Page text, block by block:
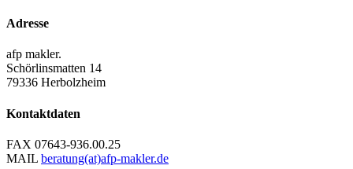
Adresse
afp makler.
Schörlinsmatten 14
79336 Herbolzheim
Kontaktdaten
FAX 07643-936.00.25
MAIL beratung(at)afp-makler.de